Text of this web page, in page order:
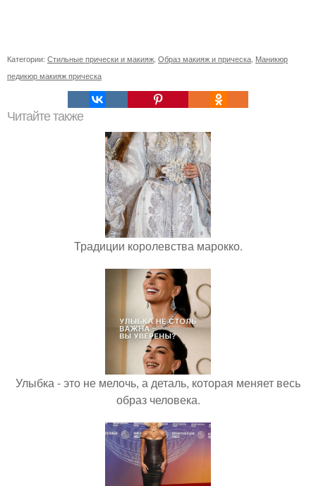
Категории: Стильные прически и макияж Образ макияж и прическа Маникюр
педикюр макияж прическа
Читайте также
Традиции королевства марокко.
Улыбка - это не мелочь, а деталь, которая меняет весь
образ человека.